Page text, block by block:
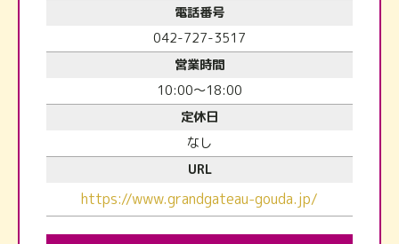
電話番号
042-727-3517
営業時間
10:00～18:00
定休日
なし
URL
https://www.grandgateau-gouda.jp/